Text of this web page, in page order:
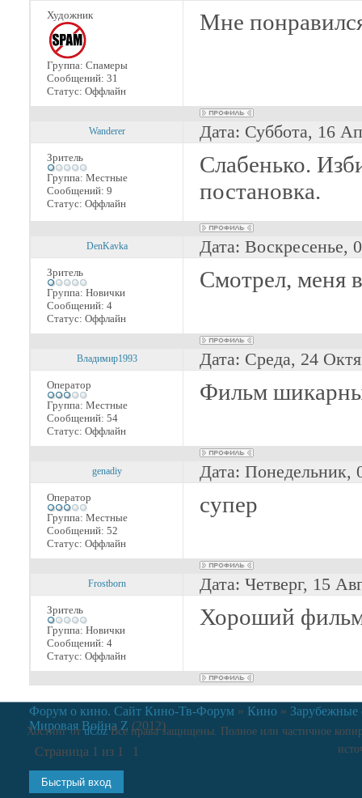
Художник
Группа: Спамеры
Сообщений: 31
Статус: Оффлайн
Мне
Wanderer Дата: Суббота, 16
Зритель
Группа: Местные
Сообщений: 9
Статус: Оффлайн
Слабенько.
постановка.
DenKavka Дата:
Зритель
Группа: Новички
Сообщений: 4
Статус: Оффлайн
Смотрел, меня
Владимир1993 Дата: Среда, 24
Оператор
Группа: Местные
Сообщений: 54
Статус: Оффлайн
Фильм
genadiy Дата: Понедельник,
Оператор
Группа: Местные
Сообщений: 52
Статус: Оффлайн
супер
Frostborn Дата: Четверг, 15
Зритель
Группа: Новички
Сообщений: 4
Статус: Оффлайн
Хороший
Форум о кино. Сайт Кино-Тв-Форум » Кино »
Мировая Война Z (2012)
Страница 1 из 1 1
Хостинг отuCozВсе права защищены. Полное или частичное